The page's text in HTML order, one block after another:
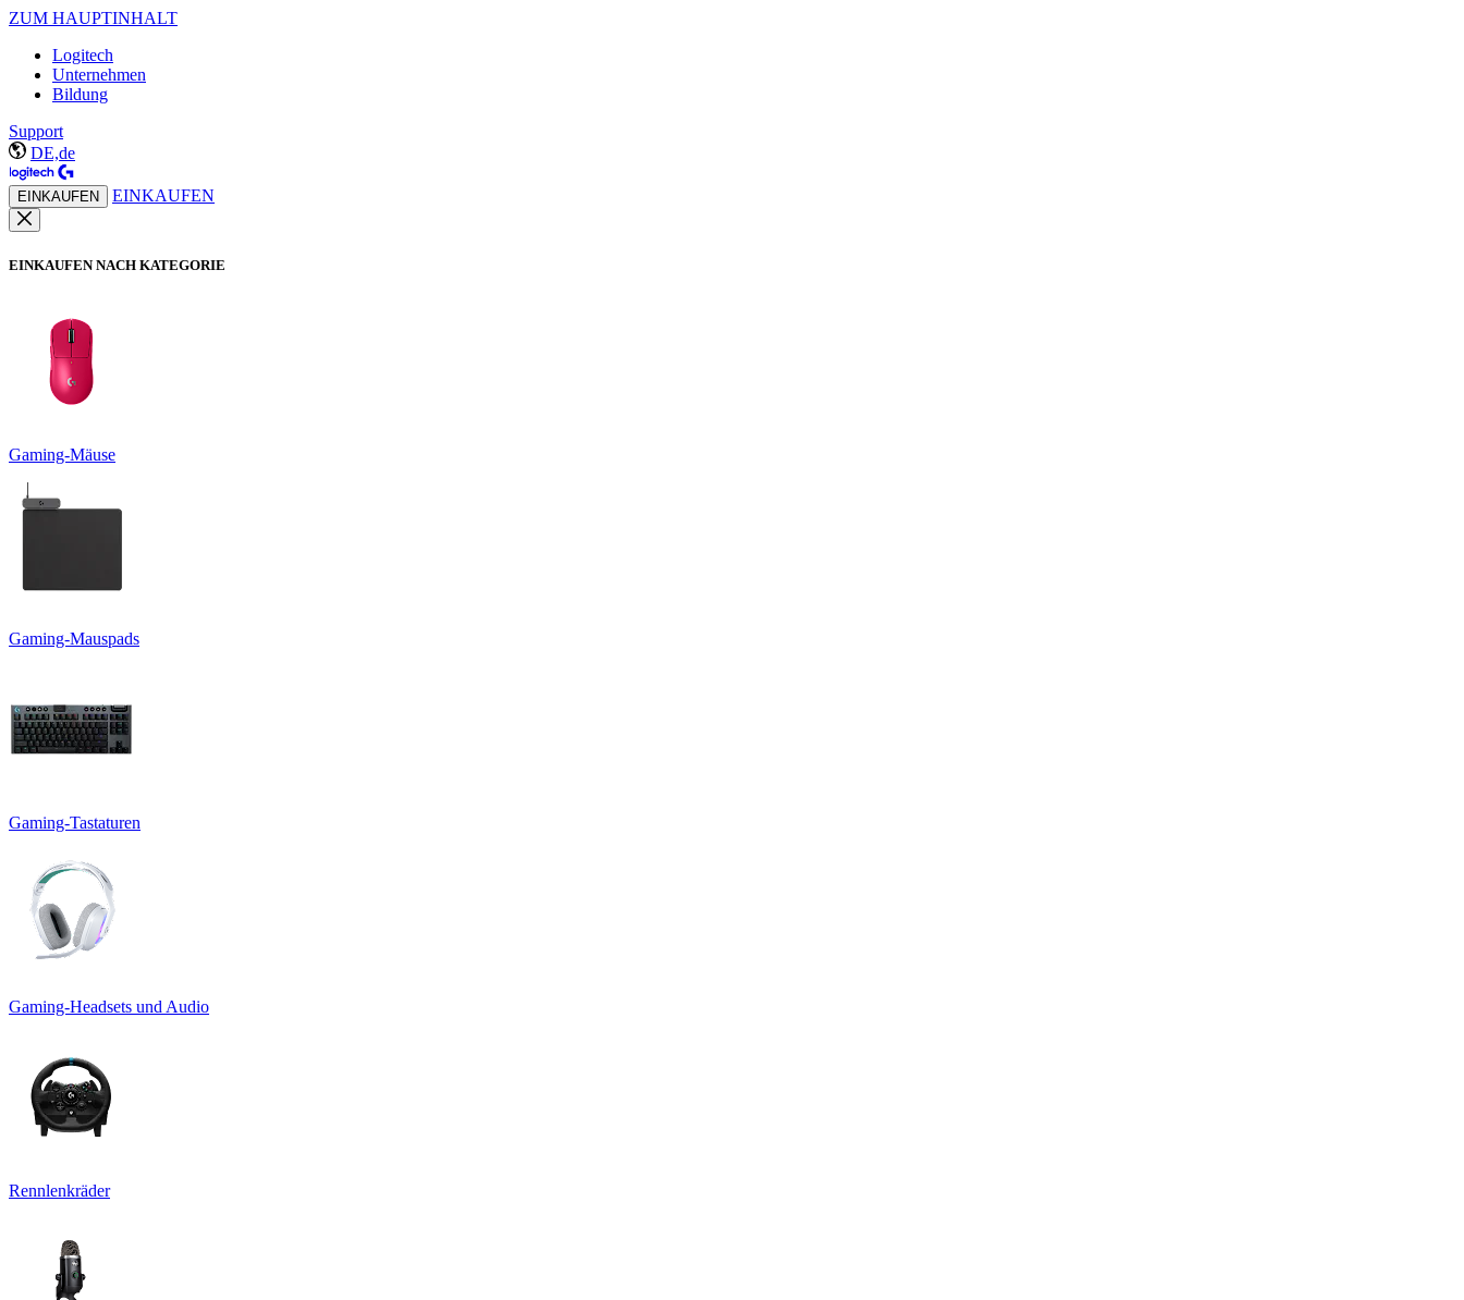
ZUM HAUPTINHALT
Logitech
Unternehmen
Bildung
Support
DE,de
EINKAUFEN EINKAUFEN
EINKAUFEN NACH KATEGORIE
Gaming-Mäuse
Gaming-Mauspads
Gaming-Tastaturen
Gaming-Headsets und Audio
Rennlenkräder